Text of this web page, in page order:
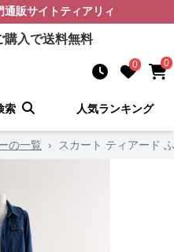
通販サイト ティアリィ
購入で送料無料
0 0
索 人気ランキング
の一覧 › スカート ティアード